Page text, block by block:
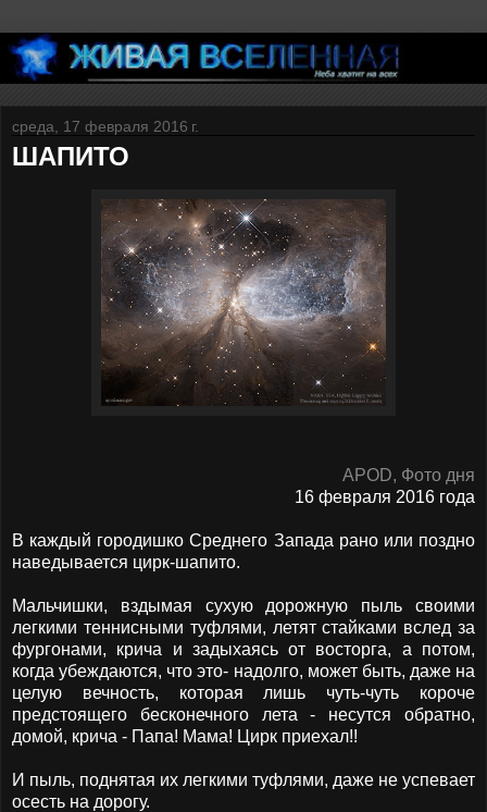
среда, 17 февраля 2016 г.
ШАПИТО
APOD, Фото дня
16 февраля 2016 года
В каждый городишко Среднего Запада рано или поздно
наведывается цирк-шапито.
Мальчишки, вздымая сухую дорожную пыль своими
легкими теннисными туфлями, летят стайками вслед за
фургонами, крича и задыхаясь от восторга, а потом,
когда убеждаются, что это- надолго, может быть, даже на
целую вечность, которая лишь чуть-чуть короче
предстоящего бесконечного лета - несутся обратно,
домой, крича - Папа! Мама! Цирк приехал!!
И пыль, поднятая их легкими туфлями, даже не успевает
осесть на дорогу.